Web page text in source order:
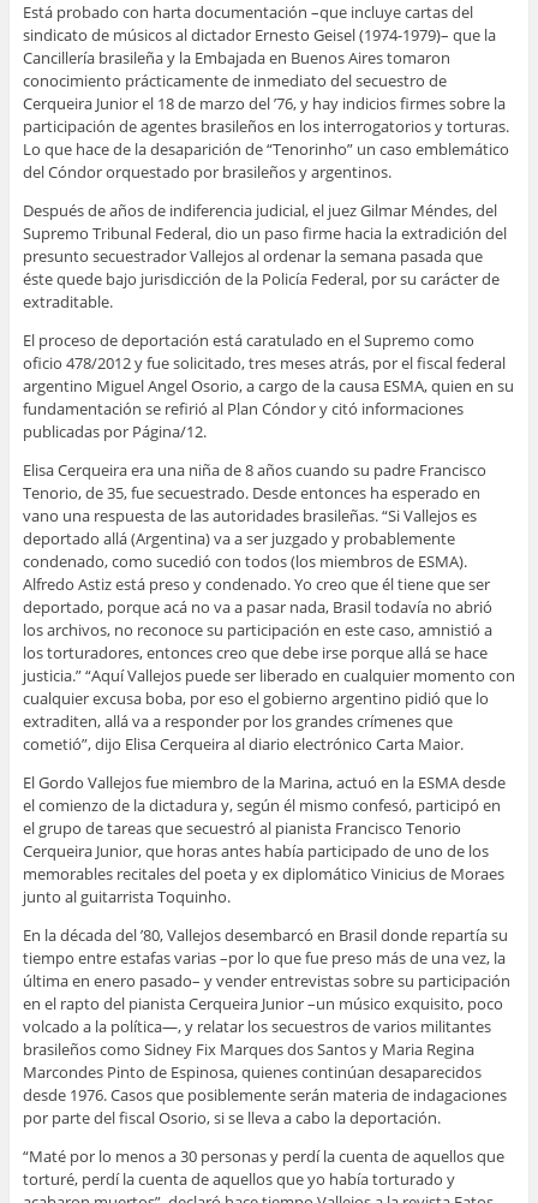
Está probado con harta documentación –que incluye cartas del
sindicato de músicos al dictador Ernesto Geisel (1974-1979)– que la
Cancillería brasileña y la Embajada en Buenos Aires tomaron
conocimiento prácticamente de inmediato del secuestro de
Cerqueira Junior el 18 de marzo del ’76, y hay indicios firmes sobre la
participación de agentes brasileños en los interrogatorios y torturas.
Lo que hace de la desaparición de “Tenorinho” un caso emblemático
del Cóndor orquestado por brasileños y argentinos.
Después de años de indiferencia judicial, el juez Gilmar Méndes, del
Supremo Tribunal Federal, dio un paso firme hacia la extradición del
presunto secuestrador Vallejos al ordenar la semana pasada que
éste quede bajo jurisdicción de la Policía Federal, por su carácter de
extraditable.
El proceso de deportación está caratulado en el Supremo como
oficio 478/2012 y fue solicitado, tres meses atrás, por el fiscal federal
argentino Miguel Angel Osorio, a cargo de la causa ESMA, quien en su
fundamentación se refirió al Plan Cóndor y citó informaciones
publicadas por Página/12.
Elisa Cerqueira era una niña de 8 años cuando su padre Francisco
Tenorio, de 35, fue secuestrado. Desde entonces ha esperado en
vano una respuesta de las autoridades brasileñas. “Si Vallejos es
deportado allá (Argentina) va a ser juzgado y probablemente
condenado, como sucedió con todos (los miembros de ESMA).
Alfredo Astiz está preso y condenado. Yo creo que él tiene que ser
deportado, porque acá no va a pasar nada, Brasil todavía no abrió
los archivos, no reconoce su participación en este caso, amnistió a
los torturadores, entonces creo que debe irse porque allá se hace
justicia.” “Aquí Vallejos puede ser liberado en cualquier momento con
cualquier excusa boba, por eso el gobierno argentino pidió que lo
extraditen, allá va a responder por los grandes crímenes que
cometió”, dijo Elisa Cerqueira al diario electrónico Carta Maior.
El Gordo Vallejos fue miembro de la Marina, actuó en la ESMA desde
el comienzo de la dictadura y, según él mismo confesó, participó en
el grupo de tareas que secuestró al pianista Francisco Tenorio
Cerqueira Junior, que horas antes había participado de uno de los
memorables recitales del poeta y ex diplomático Vinicius de Moraes
junto al guitarrista Toquinho.
En la década del ’80, Vallejos desembarcó en Brasil donde repartía su
tiempo entre estafas varias –por lo que fue preso más de una vez, la
última en enero pasado– y vender entrevistas sobre su participación
en el rapto del pianista Cerqueira Junior –un músico exquisito, poco
volcado a la política—, y relatar los secuestros de varios militantes
brasileños como Sidney Fix Marques dos Santos y Maria Regina
Marcondes Pinto de Espinosa, quienes continúan desaparecidos
desde 1976. Casos que posiblemente serán materia de indagaciones
por parte del fiscal Osorio, si se lleva a cabo la deportación.
“Maté por lo menos a 30 personas y perdí la cuenta de aquellos que
torturé, perdí la cuenta de aquellos que yo había torturado y